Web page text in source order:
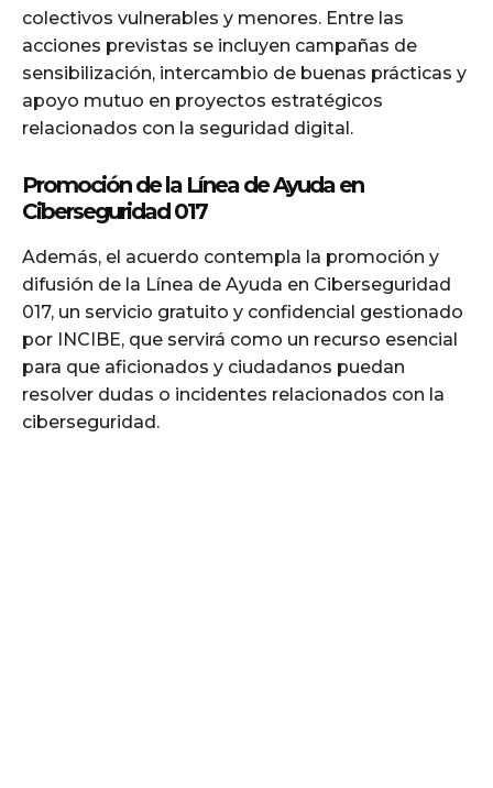
colectivos vulnerables y menores. Entre las
acciones previstas se incluyen campañas de
sensibilización, intercambio de buenas prácticas y
apoyo mutuo en proyectos estratégicos
relacionados con la seguridad digital.
Promoción de la Línea de Ayuda en
Ciberseguridad 017
Además, el acuerdo contempla la promoción y
difusión de la Línea de Ayuda en Ciberseguridad
017, un servicio gratuito y confidencial gestionado
por INCIBE, que servirá como un recurso esencial
para que aficionados y ciudadanos puedan
resolver dudas o incidentes relacionados con la
ciberseguridad.